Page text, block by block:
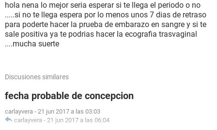
hola nena lo mejor seria esperar si te llega el periodo o no
.....si no te llega espera por lo menos unos 7 dias de retraso
para poderte hacer la prueba de embarazo en sangre y si te
sale positiva ya te podrias hacer la ecografia trasvaginal
....mucha suerte
Discusiones similares
fecha probable de concepcion
carlayvera - 21 jun 2017 a las 03:03
carlayvera - 21 jun 2017 a las 06:04